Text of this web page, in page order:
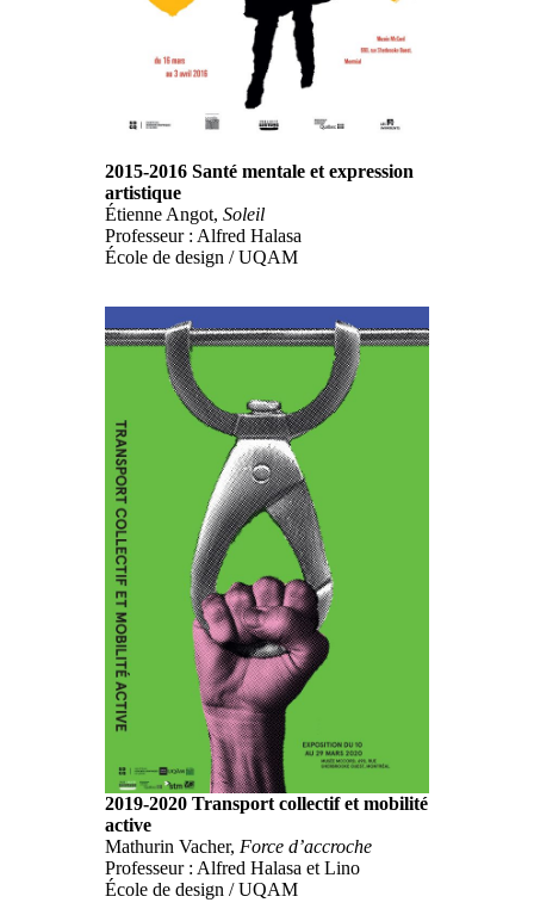
2015-2016 Santé mentale et expression
artistique
Étienne Angot, Soleil
Professeur : Alfred Halasa
École de design / UQAM
2019-2020 Transport collectif et mobilité
active
Mathurin Vacher, Force d’accroche
Professeur : Alfred Halasa et Lino
École de design / UQAM